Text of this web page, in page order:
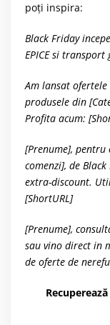
poți inspira:
Black Friday
EPICE si
Am lansat
produsele din
Profita acum:
[Prenume],
comenzi], de
extra-discount.
[ShortURL]
[Prenume],
sau vino direct in
de oferte de